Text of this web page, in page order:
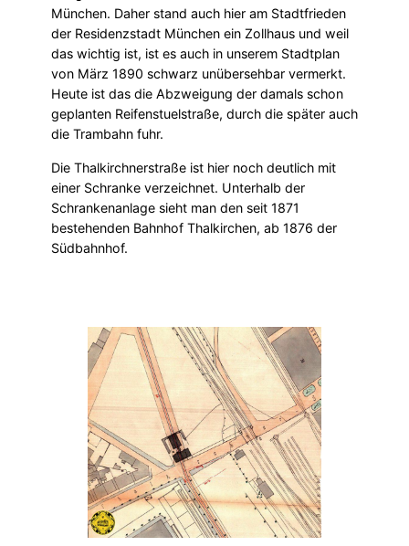
München. Daher stand auch hier am Stadtfrieden
der Residenzstadt München ein Zollhaus und weil
das wichtig ist, ist es auch in unserem Stadtplan
von März 1890 schwarz unübersehbar vermerkt.
Heute ist das die Abzweigung der damals schon
geplanten Reifenstuelstraße, durch die später auch
die Trambahn fuhr.
Die Thalkirchnerstraße ist hier noch deutlich mit
einer Schranke verzeichnet. Unterhalb der
Schrankenanlage sieht man den seit 1871
bestehenden Bahnhof Thalkirchen, ab 1876 der
Südbahnhof.